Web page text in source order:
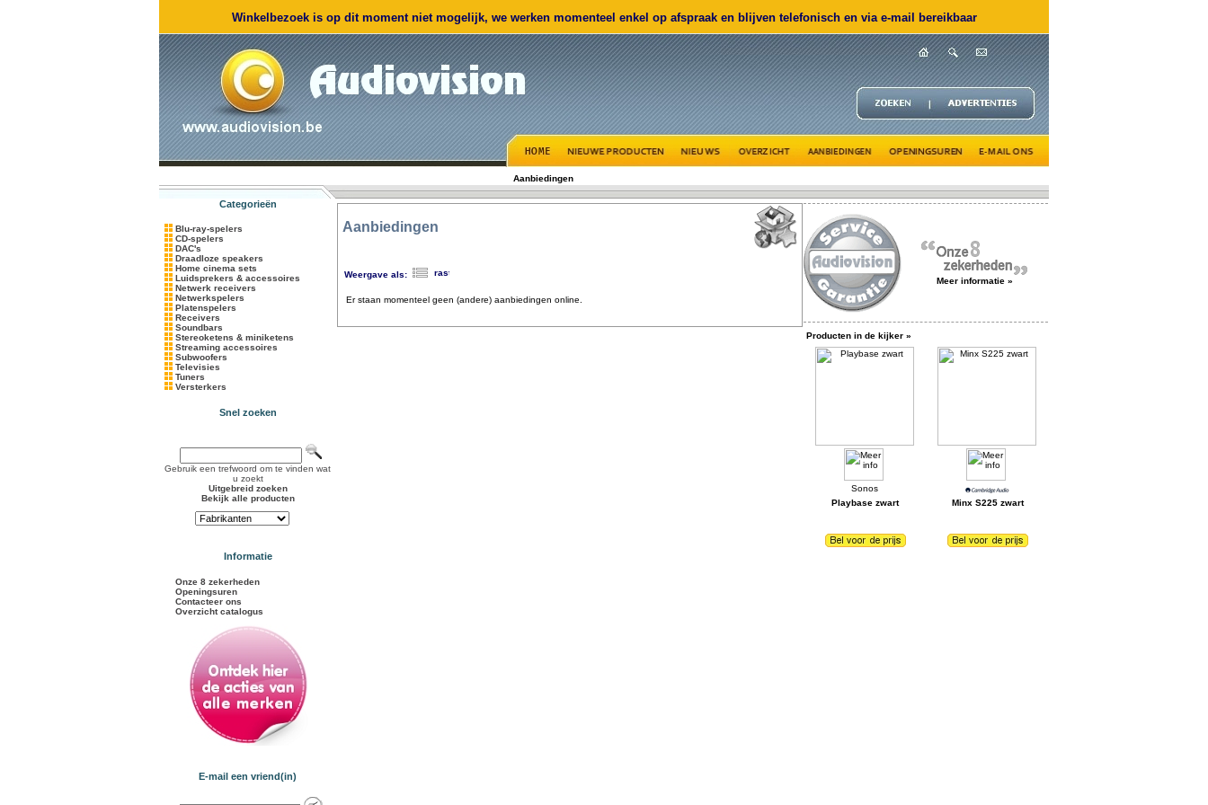
Winkelbezoek is op dit moment niet mogelijk, we werken momenteel enkel op afspraak en blijven telefonisch en via e-mail bereikbaar
Aanbiedingen
Categorieën
Blu-ray-spelers
CD-spelers
DAC's
Draadloze speakers
Home cinema sets
Luidsprekers & accessoires
Netwerk receivers
Netwerkspelers
Platenspelers
Receivers
Soundbars
Stereoketens & miniketens
Streaming accessoires
Subwoofers
Televisies
Tuners
Versterkers
Snel zoeken
Gebruik een trefwoord om te vinden wat
u zoekt
Uitgebreid zoeken
Bekijk alle producten
Informatie
Onze 8 zekerheden
Openingsuren
Contacteer ons
Overzicht catalogus
E-mail een vriend(in)
Aanbiedingen
Weergave als:
Er staan momenteel geen (andere) aanbiedingen online.
Meer informatie »
Producten in de kijker »
Playbase zwart Minx S225 zwart